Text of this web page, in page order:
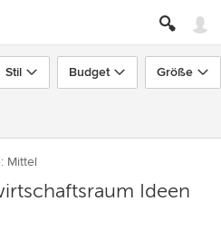
Stil Budget Größe
Mittel
Ideen